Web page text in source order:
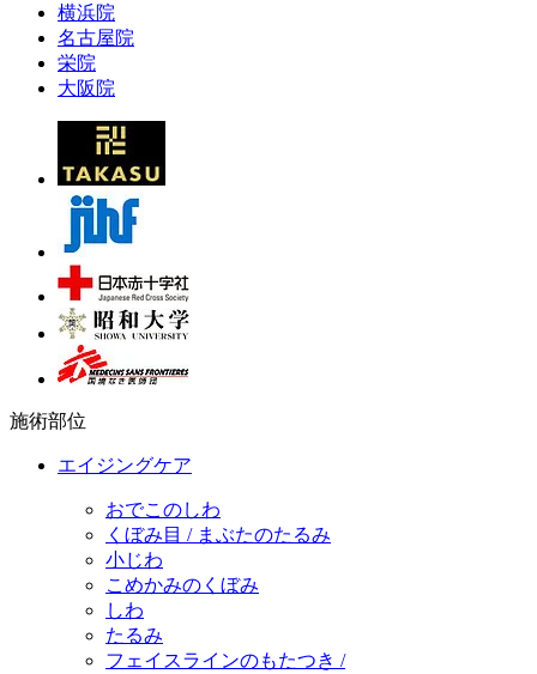
横浜院
名古屋院
栄院
大阪院
施術部位
エイジングケア
おでこのしわ
くぼみ目 / まぶたのたるみ
小じわ
こめかみのくぼみ
しわ
たるみ
フェイスラインのもたつき /